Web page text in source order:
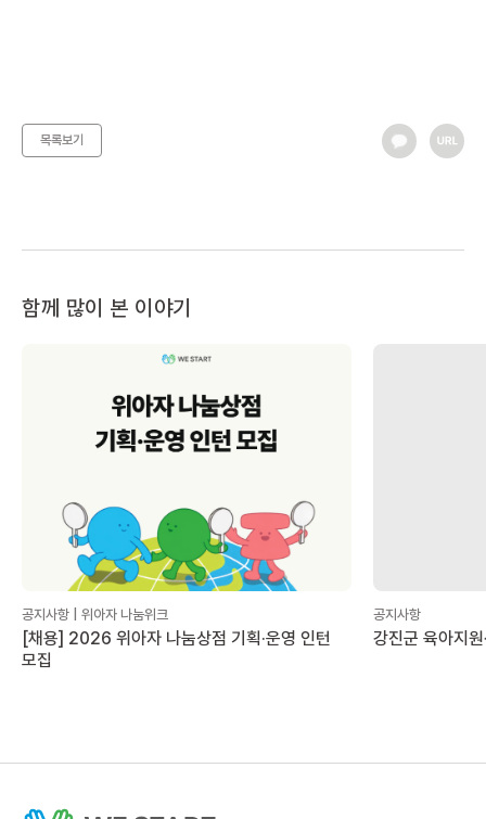
목록보기
함께 많이 본 이야기
공지사항 | 위아자 나눔위크
[채용] 2026 위아자 나눔상점 기획·운영 인턴
모집
공지사항
강진군 육아지